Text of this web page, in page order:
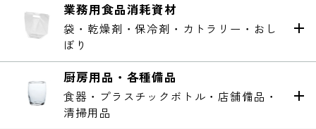
業務用食品消耗資材
袋・乾燥剤・保冷剤・カトラリー・おし
ぼり
厨房用品・各種備品
食器・プラスチックボトル・店舗備品・
清掃用品